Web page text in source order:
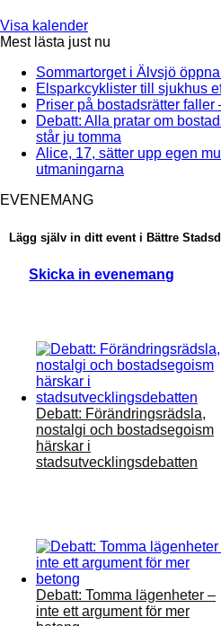
Visa kalender
Mest lästa just nu
Sommartorget i Älvsjö
Elsparkcyklister till sjukhus
Priser på bostadsrätter faller
Debatt: Alla pratar om
står ju tomma
Alice, 17, sätter upp egen
utmaningarna
EVENEMANG
Lägg själv in ditt event i Bättre
Skicka in evenemang
Debatt: Förändringsrädsla,
nostalgi och bostadsegoism
härskar i
stadsutvecklingsdebatten
Debatt: Tomma lägenheter –
inte ett argument för mer